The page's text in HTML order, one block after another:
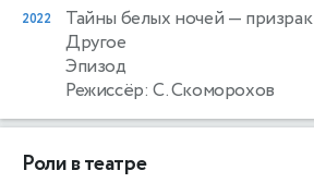
2022 Тайны белых ночей — призрак
Другое
Эпизод
Режиссёр: С. Скоморохов
Роли в театре